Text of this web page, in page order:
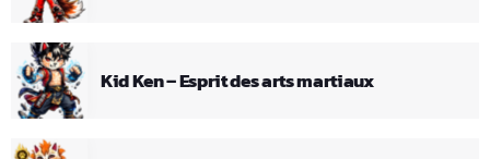
Kid Ken – Esprit des arts martiaux